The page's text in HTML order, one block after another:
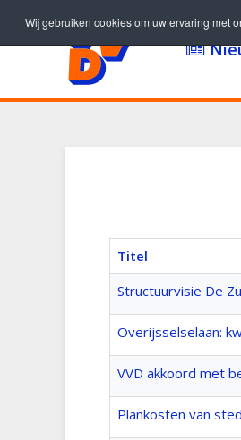
Titel
Structuurvisie De
Overijsselselaan:
VVD akkoord met
Plankosten van
Wij gebruiken cookies om uw ervaring met